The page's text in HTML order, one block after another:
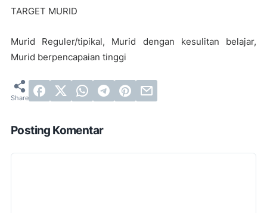
TARGET MURID
Murid Reguler/tipikal, Murid dengan kesulitan belajar,
Murid berpencapaian tinggi
Posting Komentar